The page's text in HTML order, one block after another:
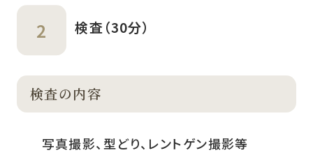
検査（30分）
検査の内容
写真撮影、型どり、レントゲン撮影等